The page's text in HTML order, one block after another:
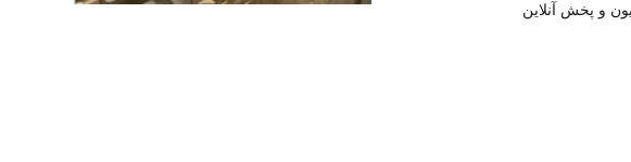
و پخش آنلاین